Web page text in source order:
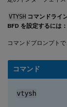
VTYSH コマンドライ
BFD を設定するには：
コマンドプロンプト
コマンド
vtysh